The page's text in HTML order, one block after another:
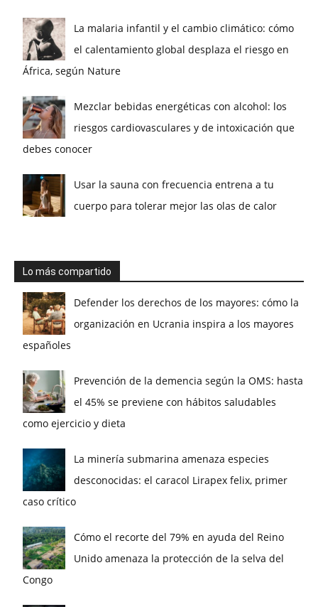
La malaria infantil y el cambio climático: cómo
el calentamiento global desplaza el riesgo en
África, según Nature
Mezclar bebidas energéticas con alcohol: los
riesgos cardiovasculares y de intoxicación que
debes conocer
Usar la sauna con frecuencia entrena a tu
cuerpo para tolerar mejor las olas de calor
Lo más compartido
Defender los derechos de los mayores: cómo la
organización en Ucrania inspira a los mayores
españoles
Prevención de la demencia según la OMS: hasta
el 45% se previene con hábitos saludables
como ejercicio y dieta
La minería submarina amenaza especies
desconocidas: el caracol Lirapex felix, primer
caso crítico
Cómo el recorte del 79% en ayuda del Reino
Unido amenaza la protección de la selva del
Congo